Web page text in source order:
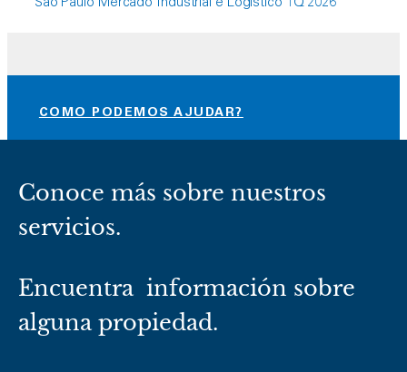
São Paulo Mercado Industrial e Logistico 1Q 2026
COMO PODEMOS AJUDAR?
Conoce más sobre nuestros
servicios.
Encuentra información sobre
alguna propiedad.